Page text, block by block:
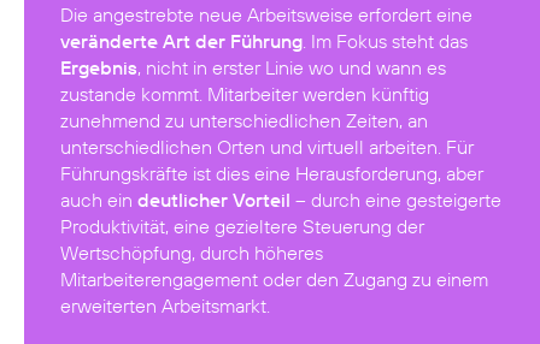
Die angestrebte neue Arbeitsweise erfordert eine
veränderte Art der Führung . Im Fokus steht das
Ergebnis, nicht in erster Linie wo und wann es
zustande kommt. Mitarbeiter werden künftig
zunehmend zu unterschiedlichen Zeiten, an
unterschiedlichen Orten und virtuell arbeiten. Für
Führungskräfte ist dies eine Herausforderung, aber
auch ein deutlicher Vorteil – durch eine gesteigerte
Produktivität, eine gezieltere Steuerung der
Wertschöpfung, durch höheres
Mitarbeiterengagement oder den Zugang zu einem
erweiterten Arbeitsmarkt.